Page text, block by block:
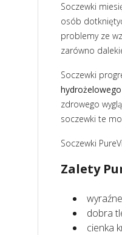
Soczewki
osób
problemy ze
zarówno
Soczewki
hydrożelowego
zdrowego
soczewki te
Soczewki
Zalety
dobra
cienka